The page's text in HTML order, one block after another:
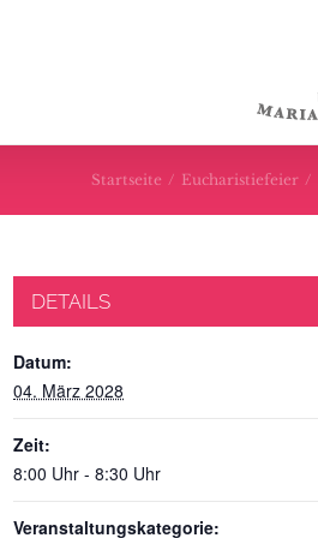
Startseite / Eucharistiefeier /
DETAILS
Datum:
04. März 2028
Zeit:
8:00 Uhr - 8:30 Uhr
Veranstaltungskategorie: